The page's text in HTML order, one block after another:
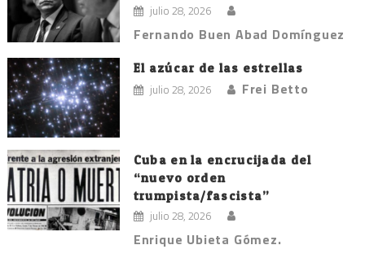
julio 28, 2026
Fernando Buen Abad Domínguez
El azúcar de las estrellas
julio 28, 2026 Frei Betto
Cuba en la encrucijada del
“nuevo orden
trumpista/fascista”
julio 28, 2026
Enrique Ubieta Gómez.